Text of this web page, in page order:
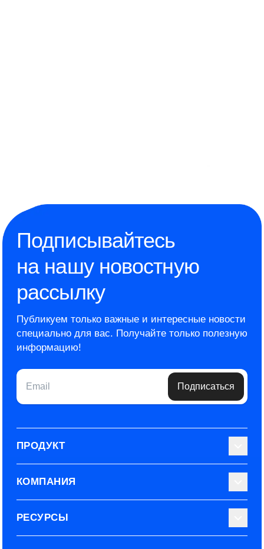
Подписывайтесь
на нашу новостную
рассылку
Публикуем только важные и интересные новости
специально для вас. Получайте только полезную
информацию!
Email Подписаться
ПРОДУКТ
Используйте Able
Эксперты
КОМПАНИЯ
Наши контакты
РЕСУРСЫ